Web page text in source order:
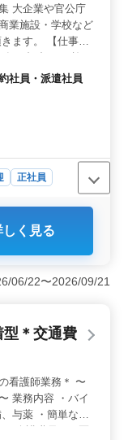
齢が37.4歳とい
な方々との交
大企業や官公庁
業施設・学校など
ます。 【仕事内
質、安全管理 ・
代、60代の方も
】 ・1級電気工
工事施工管理技士
社員・派遣社員
正社員
遇し、能力や
ます。経験を活
目指せます。
業を通じて、
山県黒部市に
関われます。
派遣社員な
身のライフス
しく見る
06/22〜2026/09/21
型＊交通費
看護師業務＊ 〜
業務内容 ・バイ
与薬 ・簡単な医